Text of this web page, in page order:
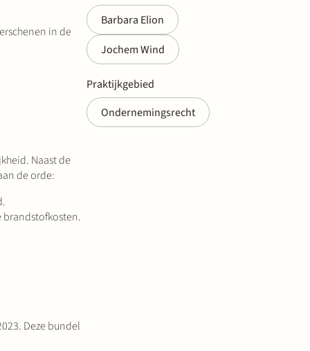
Barbara Elion
Jochem Wind
Praktijkgebied
Ondernemingsrecht
in de
Naast de
de orde:
brandstofkosten.
Deze bundel